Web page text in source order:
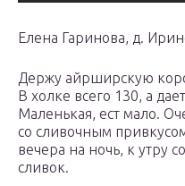
Елена Гаринова, д.
Держу айрширскую
В холке всего 130, а
Маленькая, ест мало.
со сливочным
вечера на ночь, к утру
сливок.